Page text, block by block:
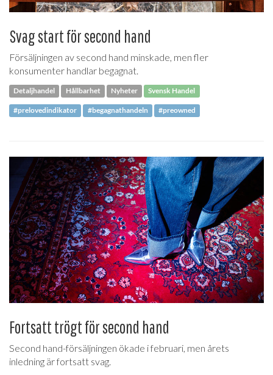
Svag start för second hand
Försäljningen av second hand minskade, men fler
konsumenter handlar begagnat.
Detaljhandel Hållbarhet Nyheter Svensk Handel
#prelovedindikator #begagnathandeln #preowned
Fortsatt trögt för second hand
Second hand-försäljningen ökade i februari, men årets
inledning är fortsatt svag.